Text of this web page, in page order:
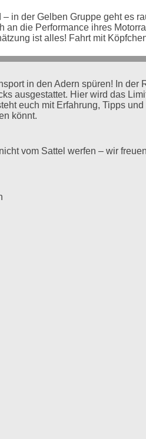
– in der Gelben Gruppe geht es
an die Performance ihres
ist alles! Fahrt mit
in den Adern spüren! In
ausgestattet. Hier wird das
euch mit Erfahrung, Tipps
könnt.
vom Sattel werfen – wir